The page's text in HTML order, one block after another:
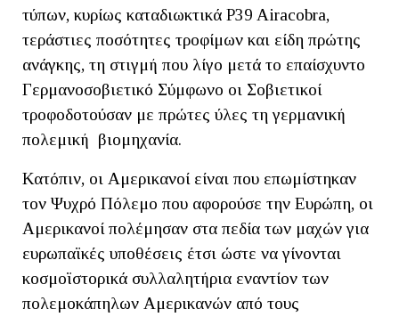
τύπων, κυρίως καταδιωκτικά P39 Airacobra,
τεράστιες ποσότητες τροφίμων και είδη πρώτης
ανάγκης, τη στιγμή που λίγο μετά το επαίσχυντο
Γερμανοσοβιετικό Σύμφωνο οι Σοβιετικοί
τροφοδοτούσαν με πρώτες ύλες τη γερμανική
πολεμική βιομηχανία.
Κατόπιν, οι Αμερικανοί είναι που επωμίστηκαν
τον Ψυχρό Πόλεμο που αφορούσε την Ευρώπη, οι
Αμερικανοί πολέμησαν στα πεδία των μαχών για
ευρωπαϊκές υποθέσεις έτσι ώστε να γίνονται
κοσμοϊστορικά συλλαλητήρια εναντίον των
πολεμοκάπηλων Αμερικανών από τους